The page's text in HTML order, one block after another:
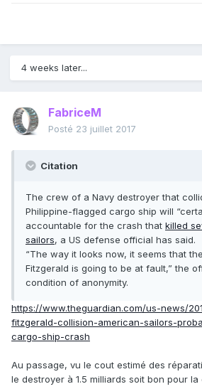
4 weeks later...
FabriceM
Posté 23 juillet 2017
Citation
The crew of a Navy destroyer that
Philippine-flagged cargo ship will
accountable for the crash that killed
sailors, a US defense official has said.
“The way it looks now, it seems that
Fitzgerald is going to be at fault,” the
condition of anonymity.
https://www.theguardian.com/us-news/
fitzgerald-collision-american-sailors-
cargo-ship-crash
Au passage, vu le cout estimé des
le destroyer à 1.5 milliards soit bon pour